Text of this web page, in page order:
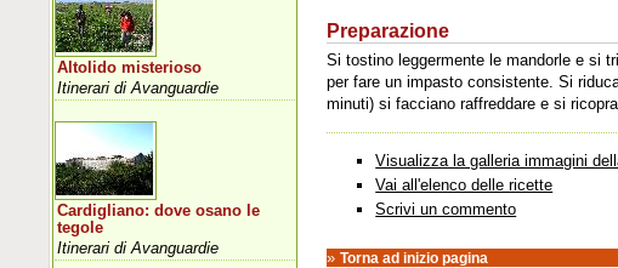
Preparazione
Si tostino leggermente le mandorle e si
per fare un impasto consistente. Si
minuti) si facciano raffreddare e si
Visualizza la galleria immagini
Vai all'elenco delle ricette
Scrivi un commento
»Torna ad inizio pagina
Altolido misterioso
Itinerari di Avanguardie
Cardigliano: dove osano le
tegole
Itinerari di Avanguardie